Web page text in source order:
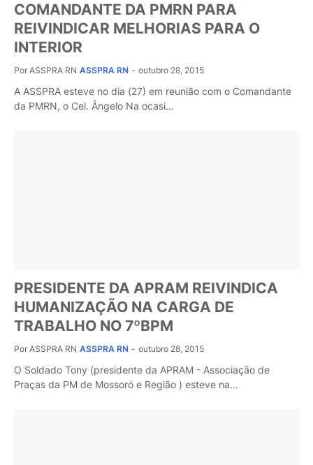
COMANDANTE DA PMRN PARA
REIVINDICAR MELHORIAS PARA O
INTERIOR
Por ASSPRA RN ASSPRA RN - outubro 28, 2015
A ASSPRA esteve no dia (27) em reunião com o Comandante
da PMRN, o Cel. Ângelo Na ocasi…
PRESIDENTE DA APRAM REIVINDICA
HUMANIZAÇÃO NA CARGA DE
TRABALHO NO 7ºBPM
Por ASSPRA RN ASSPRA RN - outubro 28, 2015
O Soldado Tony (presidente da APRAM - Associação de
Praças da PM de Mossoró e Região ) esteve na…